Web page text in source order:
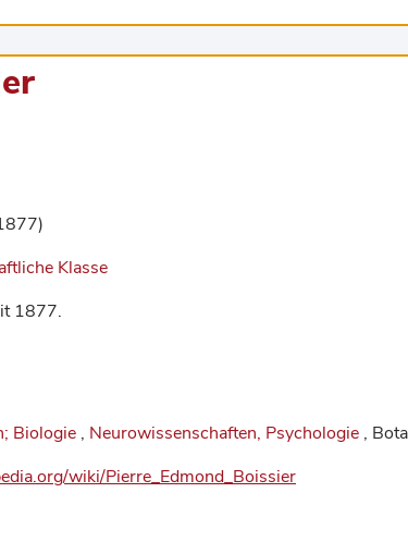
Klasse
1877.
Biologie , Neurowissenschaften, Psychologie ,
wiki/Pierre_Edmond_Boissier